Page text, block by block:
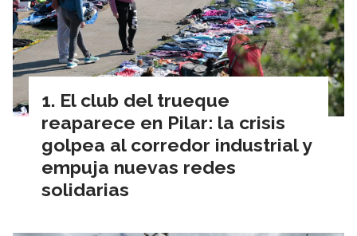
El club del trueque
reaparece en Pilar: la crisis
golpea al corredor industrial y
empuja nuevas redes
solidarias